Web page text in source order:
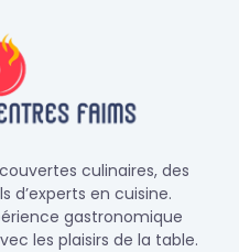
culinaires, des
d’experts en cuisine.
gastronomique
les plaisirs de la table.